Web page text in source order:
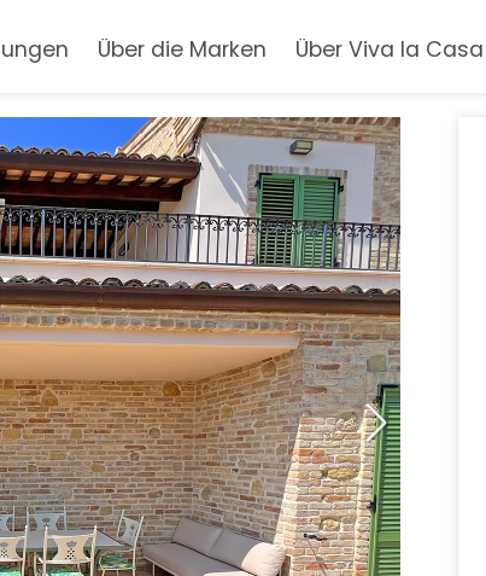
Über die Marken Über Viva la Casa